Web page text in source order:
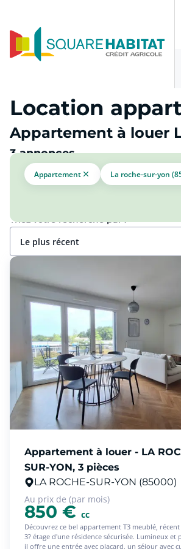
Location
Appartement à louer
3 annonces
Appartement La roche-sur-yon
Triez votre recherche par :
le plus récent
Appartement à louer - LA
SUR-YON, 3 pièces
LA ROCHE-SUR-YON (85000)
Au prix de (par mois)
850 € cc
Découvrez ce bel appartement T3 meublé,
3? étage d'une résidence sécurisée. Lumineux et
il offre une entrée avec placard, un séjour avec